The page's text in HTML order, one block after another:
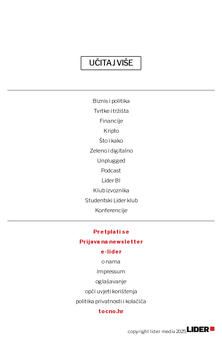
UČITAJ VIŠE
Biznis i politika
Tvrtke i tržišta
Financije
Kripto
Što i kako
Zeleno i digitalno
Unplugged
Podcast
Lider BI
Klub izvoznika
Studentski Lider klub
Konferencije
Pretplati se
Prijava na newsletter
e-lider
o nama
impressum
oglašavanje
opći uvjeti korištenja
politika privatnosti i kolačića
tocno.hr
copyright lider media 2025.